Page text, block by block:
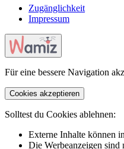
Zugänglichkeit
Impressum
Für eine bessere Navigation
Cookies akzeptieren
Solltest du Cookies ablehnen:
Externe Inhalte können
Die Werbeanzeigen sind